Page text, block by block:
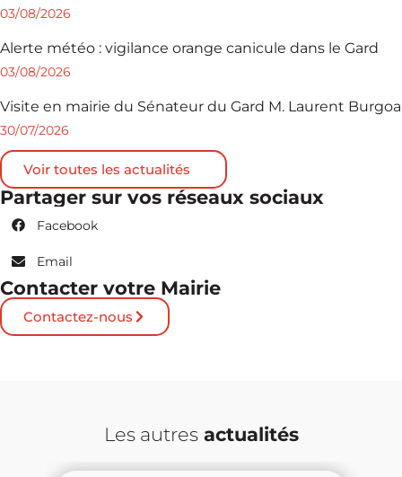
03/08/2026
Alerte météo : vigilance orange canicule dans le Gard
03/08/2026
Visite en mairie du Sénateur du Gard M. Laurent Burgoa
30/07/2026
Voir toutes les actualités
Partager sur vos réseaux sociaux
Facebook
Email
Contacter votre Mairie
Contactez-nous
Les autresactualités